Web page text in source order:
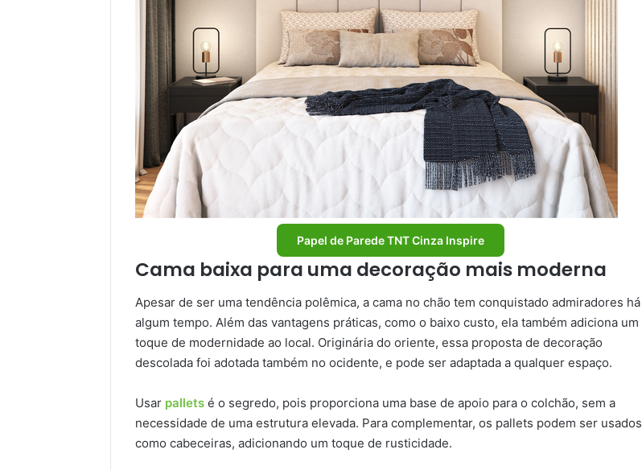
Papel de Parede TNT Cinza Inspire
Cama baixa para uma decoração mais moderna
Apesar de ser uma tendência polêmica, a cama no chão tem conquistado admiradores há
algum tempo. Além das vantagens práticas, como o baixo custo, ela também adiciona um
toque de modernidade ao local. Originária do oriente, essa proposta de decoração
descolada foi adotada também no ocidente, e pode ser adaptada a qualquer espaço.
Usar pallets é o segredo, pois proporciona uma base de apoio para o colchão, sem a
necessidade de uma estrutura elevada. Para complementar, os pallets podem ser usados
como cabeceiras, adicionando um toque de rusticidade.